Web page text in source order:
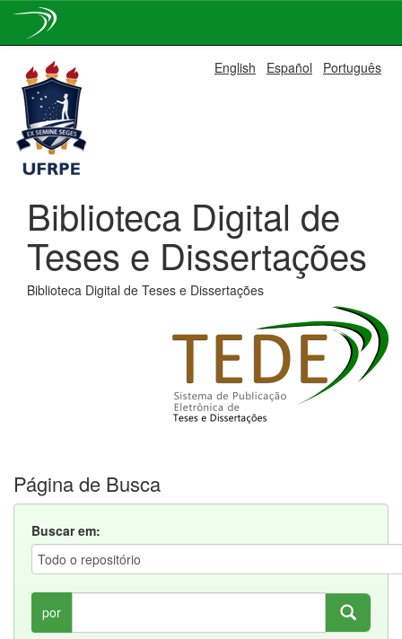
navigation
English Español Português
Biblioteca Digital de
Teses e Dissertações
Biblioteca Digital de Teses e Dissertações
Página de Busca
Buscar em:
por